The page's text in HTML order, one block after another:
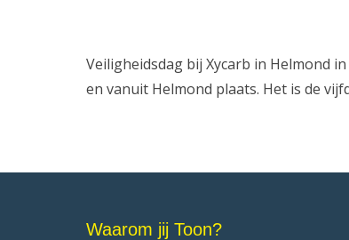
Veiligheidsdag bij Xycarb in Helmond
en vanuit Helmond plaats. Het is de
Waarom jij Toon?